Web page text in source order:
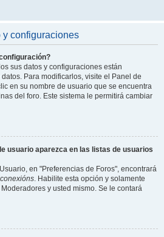
y configuraciones
sus datos y configuraciones están
Para modificarlos, visite el Panel de
en su nombre de usuario que se encuentra
del foro. Este sistema le permitirá cambiar
usuario aparezca en las listas de usuarios
en "Preferencias de Foros", encontrará
. Habilite esta opción y solamente
y usted mismo. Se le contará